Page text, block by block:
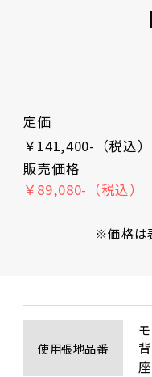
定価
￥141,400-（税込）
販売価格
￥89,080-（税込）
※価格は
使用張地品番